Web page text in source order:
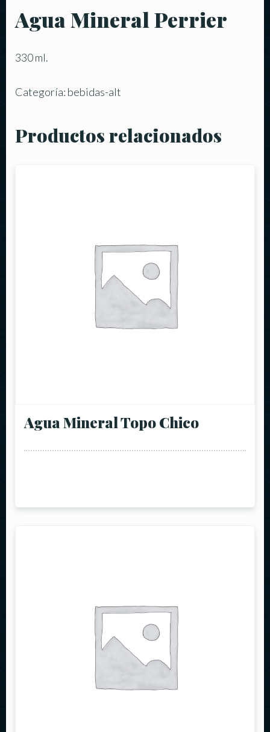
Agua Mineral Perrier
330 ml.
Categoría: bebidas-alt
Productos relacionados
Agua Mineral Topo Chico